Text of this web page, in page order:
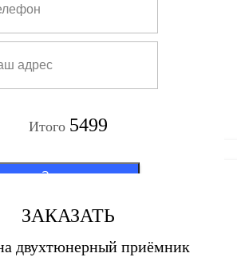
Итого 5499
Заказать
приёмник
ЗАКАЗАТЬ
двухтюнерный приёмник